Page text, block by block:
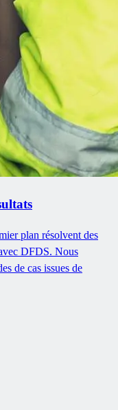
plan résolvent des
DFDS. Nous
de cas issues de